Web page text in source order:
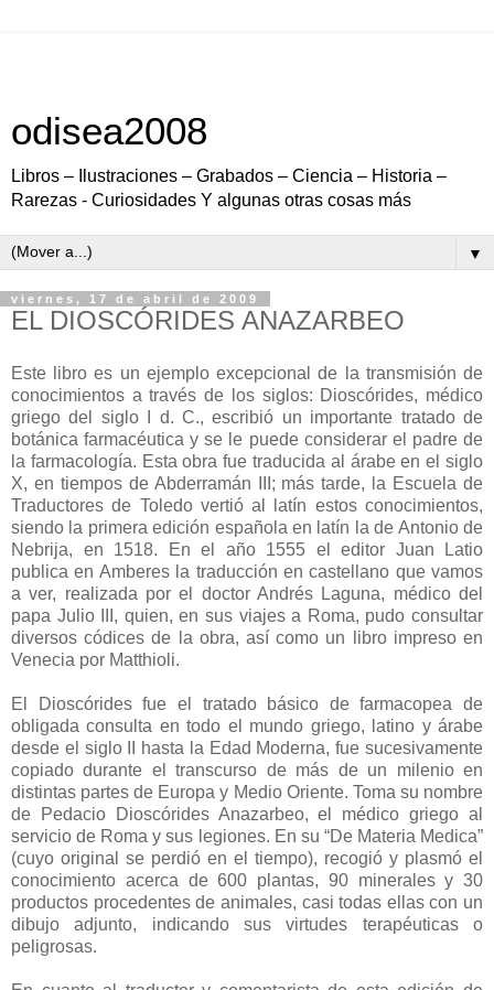
odisea2008
Libros – Ilustraciones – Grabados – Ciencia – Historia –
Rarezas - Curiosidades Y algunas otras cosas más
▼
viernes, 17 de abril de 2009
EL DIOSCÓRIDES ANAZARBEO
Este libro es un ejemplo excepcional de la transmisión de
conocimientos a través de los siglos: Dioscórides, médico
griego del siglo I d. C., escribió un importante tratado de
botánica farmacéutica y se le puede considerar el padre de
la farmacología. Esta obra fue traducida al árabe en el siglo
X, en tiempos de Abderramán III; más tarde, la Escuela de
Traductores de Toledo vertió al latín estos conocimientos,
siendo la primera edición española en latín la de Antonio de
Nebrija, en 1518. En el año 1555 el editor Juan Latio
publica en Amberes la traducción en castellano que vamos
a ver, realizada por el doctor Andrés Laguna, médico del
papa Julio III, quien, en sus viajes a Roma, pudo consultar
diversos códices de la obra, así como un libro impreso en
Venecia por Matthioli.
El Dioscórides fue el tratado básico de farmacopea de
obligada consulta en todo el mundo griego, latino y árabe
desde el siglo II hasta la Edad Moderna, fue sucesivamente
copiado durante el transcurso de más de un milenio en
distintas partes de Europa y Medio Oriente. Toma su nombre
de Pedacio Dioscórides Anazarbeo, el médico griego al
servicio de Roma y sus legiones. En su “De Materia Medica”
(cuyo original se perdió en el tiempo), recogió y plasmó el
conocimiento acerca de 600 plantas, 90 minerales y 30
productos procedentes de animales, casi todas ellas con un
dibujo adjunto, indicando sus virtudes terapéuticas o
peligrosas.